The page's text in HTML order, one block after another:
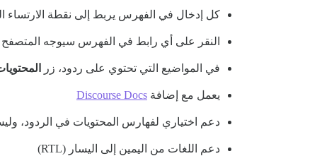
كل إدخال في الفهرس يربط إلى نقطة الارتساء
النقر على أي رابط في الفهرس سيوجه
في المواضيع التي تحتوي على ردود، زر
يعمل مع إضافة Discourse Docs
دعم اختياري لفهارس المحتويات في الردود،
دعم اللغات من اليمين إلى اليسار (RTL)